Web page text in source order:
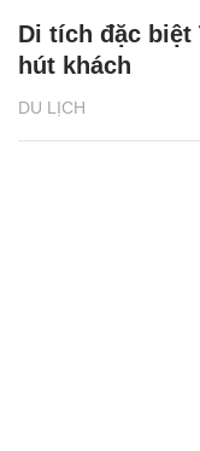
DU LỊCH
Di tích đặc biệt
hút khách